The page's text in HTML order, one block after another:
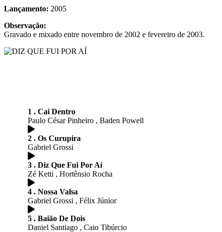
Lançamento: 2005
Observação:
Gravado e mixado entre novembro de 2002 e fevereiro de 2003.
1 . Cai Dentro
Paulo César Pinheiro , Baden Powell
2 . Os Curupira
Gabriel Grossi
3 . Diz Que Fui Por Aí
Zé Ketti , Hortênsio Rocha
4 . Nossa Valsa
Gabriel Grossi , Félix Júnior
5 . Baião De Dois
Daniel Santiago , Caio Tibúrcio